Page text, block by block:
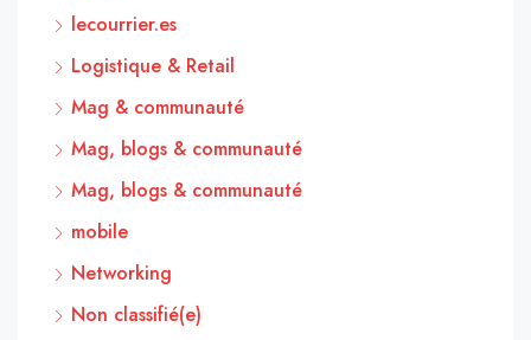
lecourrier.es
Logistique & Retail
Mag & communauté
Mag, blogs & communauté
Mag, blogs & communauté
mobile
Networking
Non classifié(e)